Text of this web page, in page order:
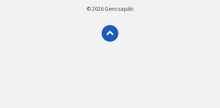
© 2026 Gencsapáti